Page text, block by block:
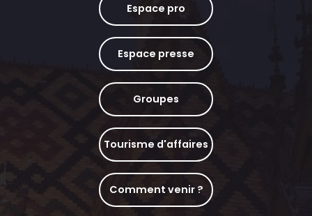
Espace pro
Espace presse
Groupes
Tourisme d'affaires
Comment venir ?